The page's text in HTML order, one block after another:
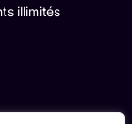
illimités